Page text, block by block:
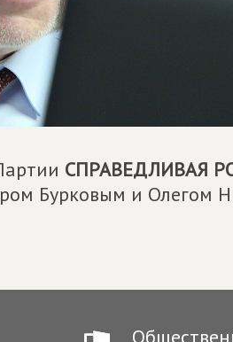
СПРАВЕДЛИВАЯ
Бурковым и Олегом